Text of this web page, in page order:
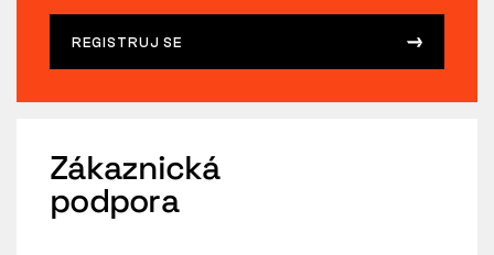
REGISTRUJ SE
Zákaznická
podpora